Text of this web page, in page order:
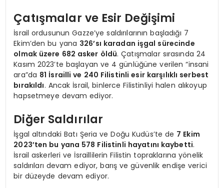
Çatışmalar ve Esir Değişimi
İsrail ordusunun Gazze’ye saldırılarının başladığı 7
Ekim’den bu yana 326’sı karadan işgal sürecinde
olmak üzere 682 asker öldü. Çatışmalar sırasında 24
Kasım 2023’te başlayan ve 4 günlüğüne verilen “insani
ara”da 81 İsrailli ve 240 Filistinli esir karşılıklı serbest
bırakıldı. Ancak İsrail, binlerce Filistinliyi halen alıkoyup
hapsetmeye devam ediyor.
Diğer Saldırılar
İşgal altındaki Batı Şeria ve Doğu Kudüs’te de 7 Ekim
2023’ten bu yana 578 Filistinli hayatını kaybetti.
İsrail askerleri ve İsraillilerin Filistin topraklarına yönelik
saldırıları devam ediyor, barış ve güvenlik endişe verici
bir düzeyde devam ediyor.